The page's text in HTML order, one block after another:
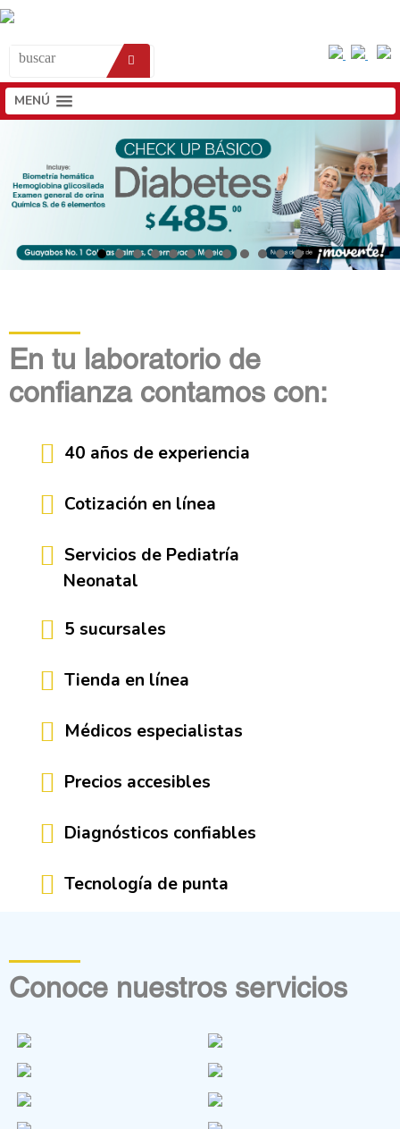
MENÚ
En tu laboratorio de
confianza contamos con:
40 años de experiencia
Cotización en línea
Servicios de Pediatría
Neonatal
5 sucursales
Tienda en línea
Médicos especialistas
Precios accesibles
Diagnósticos confiables
Tecnología de punta
Conoce nuestros servicios